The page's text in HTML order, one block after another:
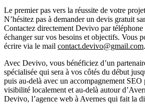
Le premier pas vers la réussite de votre
N’hésitez pas à demander un devis gratuit
Contactez directement Devivo par téléphone
échanger sur vos besoins et objectifs. Vous
écrire via le mail contact.devivo@gmail.com.
Avec Devivo, vous bénéficiez d’un
spécialisée qui sera à vos côtés du début
puis au-delà avec un accompagnement SEO
visibilité localement et au-delà autour
Devivo, l’agence web à Avernes qui fait la